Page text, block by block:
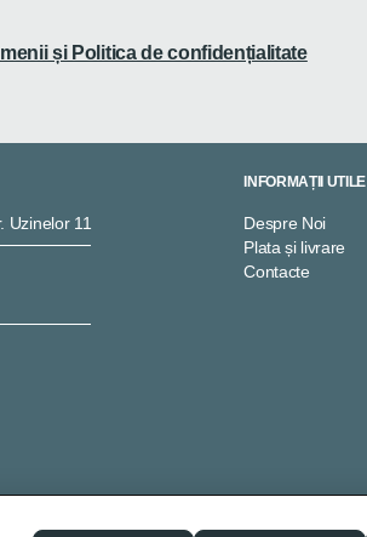
și Politica de confidențialitate
Uzinelor 11
INFORMAȚII UTILE
Despre Noi
Plata și livrare
Contacte